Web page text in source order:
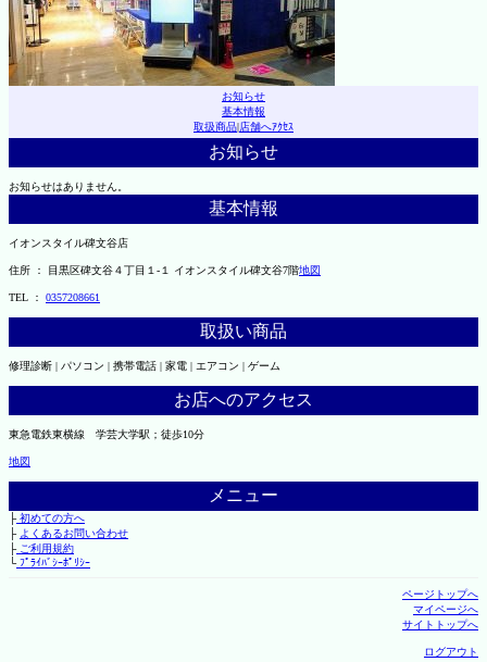
お知らせ
基本情報
取扱商品|店舗へｱｸｾｽ
お知らせ
お知らせはありません。
基本情報
イオンスタイル碑文谷店
住所 ： 目黒区碑文谷４丁目１-１ イオンスタイル碑文谷7階地図
TEL ： 0357208661
取扱い商品
修理診断 | パソコン | 携帯電話 | 家電 | エアコン | ゲーム
お店へのアクセス
東急電鉄東横線 学芸大学駅；徒歩10分
地図
メニュー
├初めての方へ
├ よくあるお問い合わせ
├ご利用規約
└ﾌﾟﾗｲﾊﾞｼｰﾎﾟﾘｼｰ
ページトップへ
マイページへ
サイトトップへ
ログアウト